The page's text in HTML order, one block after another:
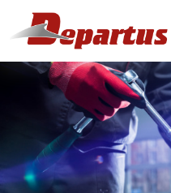
Paslaugos
Automobilių remontas
Sunkvežimių remontas